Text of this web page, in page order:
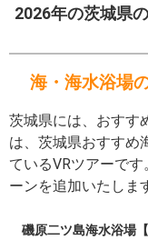
高萩市の高戸小浜海
2024.07.26
高萩市の高萩海水浴
2026年の茨城県
海・海水浴場
茨城県には、おすす
は、茨城県おすすめ
ているVRツアーで
ーンを追加いたしま
磯原二ツ島海水浴場